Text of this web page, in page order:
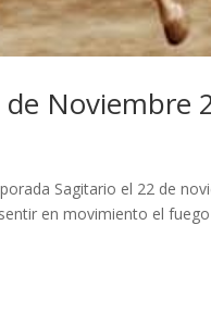
de Noviembre
Sagitario el 22 de
en movimiento el